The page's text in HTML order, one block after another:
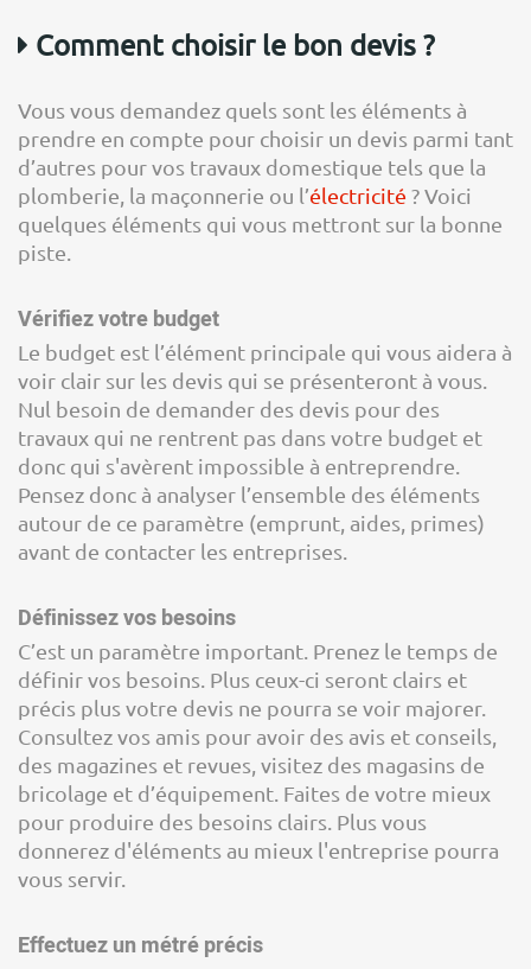
Comment choisir le bon devis ?
Vous vous demandez quels sont les éléments à
prendre en compte pour choisir un devis parmi tant
d’autres pour vos travaux domestique tels que la
plomberie, la maçonnerie ou l’électricité ? Voici
quelques éléments qui vous mettront sur la bonne
piste.
Vérifiez votre budget
Le budget est l’élément principale qui vous aidera à
voir clair sur les devis qui se présenteront à vous.
Nul besoin de demander des devis pour des
travaux qui ne rentrent pas dans votre budget et
donc qui s'avèrent impossible à entreprendre.
Pensez donc à analyser l’ensemble des éléments
autour de ce paramètre (emprunt, aides, primes)
avant de contacter les entreprises.
Définissez vos besoins
C’est un paramètre important. Prenez le temps de
définir vos besoins. Plus ceux-ci seront clairs et
précis plus votre devis ne pourra se voir majorer.
Consultez vos amis pour avoir des avis et conseils,
des magazines et revues, visitez des magasins de
bricolage et d’équipement. Faites de votre mieux
pour produire des besoins clairs. Plus vous
donnerez d'éléments au mieux l'entreprise pourra
vous servir.
Effectuez un métré précis